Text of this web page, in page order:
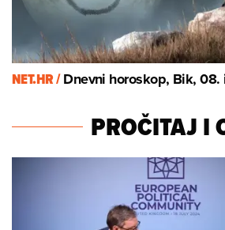
NET.HR /Dnevni horoskop, Bik,
PROČITAJ I